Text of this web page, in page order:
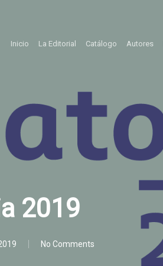
Inicio La Editorial Catálogo Autores
2019
No Comments